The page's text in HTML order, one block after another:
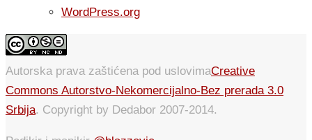
WordPress.org
Autorska prava zaštićena pod uslovimaCreative
Commons Autorstvo-Nekomercijalno-Bez prerada 3.0
Srbija. Copyright by Dedabor 2007-2014.